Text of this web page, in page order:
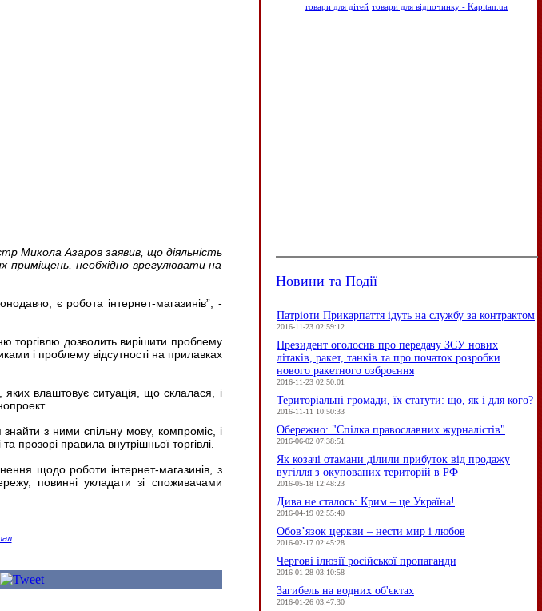
Микола Азаров заявив, що діяльність
приміщень, необхідно врегулювати на
є робота інтернет-магазинів”, -
торгівлю дозволить вирішити проблему
і проблему відсутності на прилавках
влаштовує ситуація, що склалася, і
з ними спільну мову, компроміс, і
прозорі правила внутрішньої торгівлі.
щодо роботи інтернет-магазинів, з
повинні укладати зі споживачами
товари для дітей товари для відпочинку - Kapitan.ua
Новини та Події
Патріоти Прикарпаття ідуть на службу за контрактом
2016-11-23 02:59:12
Президент оголосив про передачу ЗСУ нових
літаків, ракет, танків та про початок розробки
нового ракетного озброєння
2016-11-23 02:50:01
Територіальні громади, їх статути: що, як і для кого?
2016-11-11 10:50:33
Обережно: "Спілка православних журналістів"
2016-06-02 07:38:51
Як козачі отамани ділили прибуток від продажу
вугілля з окупованих територій в РФ
2016-05-18 12:48:23
Дива не сталось: Крим – це Україна!
2016-04-19 02:55:40
Обов’язок церкви – нести мир і любов
2016-02-17 02:45:28
Чергові ілюзії російської пропаганди
2016-01-28 03:10:58
Загибель на водних об'єктах
2016-01-26 03:47:30